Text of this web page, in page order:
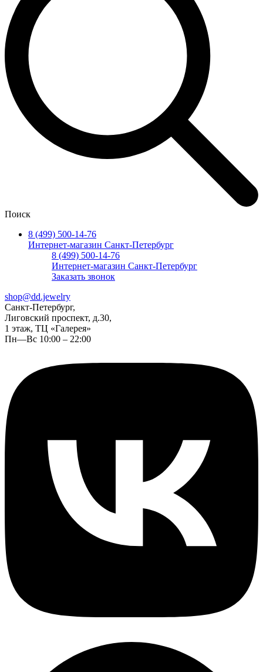
Поиск
8 (499) 500-14-76
Интернет-магазин Санкт-Петербург
8 (499) 500-14-76
Интернет-магазин Санкт-Петербург
Заказать звонок
shop@dd.jewelry
Санкт-Петербург,
Лиговский проспект, д.30,
1 этаж, ТЦ «Галерея»
Пн—Вс 10:00 – 22:00